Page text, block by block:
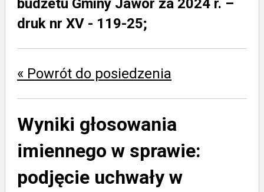
budżetu Gminy Jawor za 2024 r. –
druk nr XV - 119-25;
« Powrót do posiedzenia
Wyniki głosowania
imiennego w sprawie:
podjęcie uchwały w